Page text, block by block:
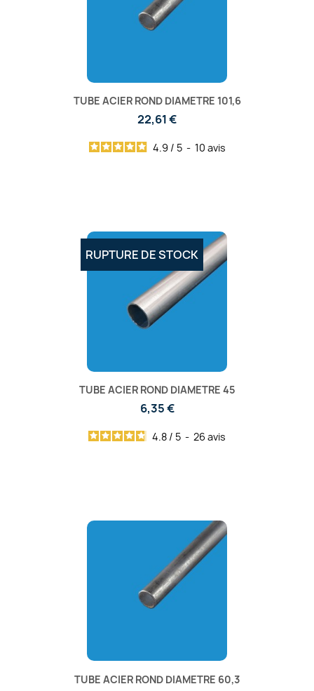
TUBE ACIER ROND DIAMETRE 101,6
22,61 €
4.9 / 5 - 10 avis
TUBE ACIER ROND DIAMETRE 45
6,35 €
4.8 / 5 - 26 avis
RUPTURE DE STOCK
TUBE ACIER ROND DIAMETRE 60,3